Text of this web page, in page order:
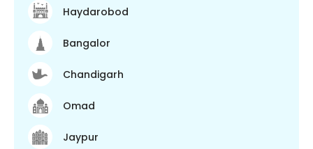
Haydarobod
Bangalor
Chandigarh
Omad
Jaypur